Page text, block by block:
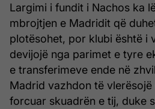
Largimi i fundit i Nachos ka
mbrojtjen e Madridit që
plotësohet, por klubi është i
devijojë nga parimet e tyre
e transferimeve ende në
Madrid vazhdon të
forcuar skuadrën e tij, duke